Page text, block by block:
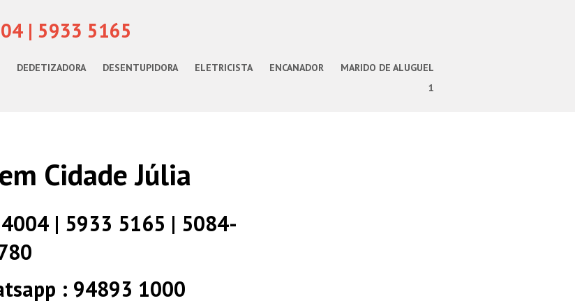
| 5933 5165
DEDETIZADORA DESENTUPIDORA ELETRICISTA ENCANADOR
MARIDO DE ALUGUEL
1
Cidade Júlia
| 5933 5165 | 5084-
: 94893 1000